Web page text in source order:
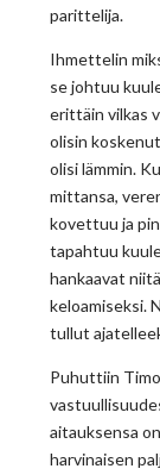
parittelija.
Ihmettelin
se johtuu
erittäin vilkas
olisin
olisi lämmin.
mittansa,
kovettuu ja
tapahtuu
hankaavat
keloamiseksi.
tullut
Puhuttiin
aitauksensa
harvinaisen